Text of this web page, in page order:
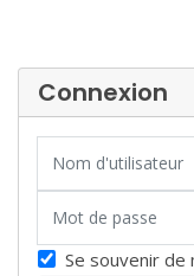
Connexion
Se souvenir de